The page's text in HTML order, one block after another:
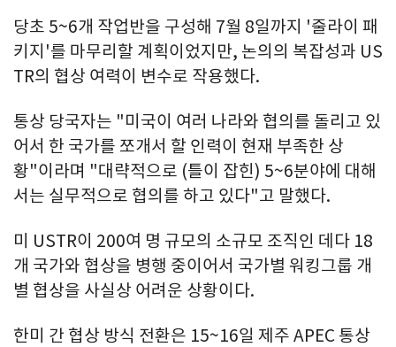
당초 5~6개 작업반을 구성해 7월 8일까지 '줄라이 패
키지'를 마무리할 계획이었지만, 논의의 복잡성과 US
TR의 협상 여력이 변수로 작용했다.
통상 당국자는 "미국이 여러 나라와 협의를 돌리고 있
어서 한 국가를 쪼개서 할 인력이 현재 부족한 상
황"이라며 "대략적으로 (틀이 잡힌) 5~6분야에 대해
서는 실무적으로 협의를 하고 있다"고 말했다.
미 USTR이 200여 명 규모의 소규모 조직인 데다 18
개 국가와 협상을 병행 중이어서 국가별 워킹그룹 개
별 협상을 사실상 어려운 상황이다.
한미 간 협상 방식 전환은 15~16일 제주 APEC 통상